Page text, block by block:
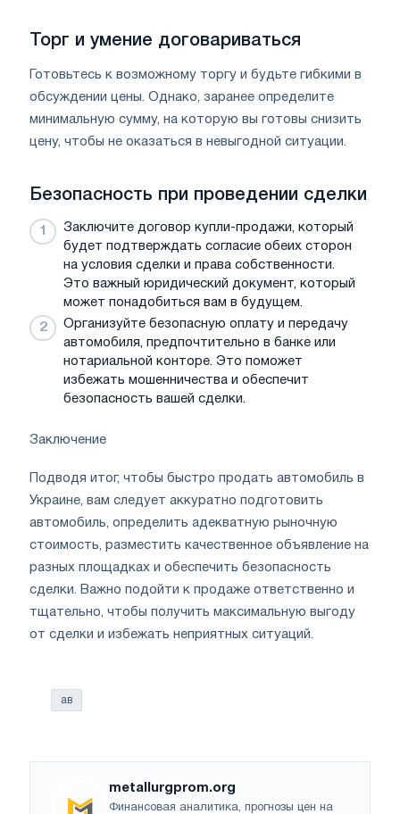
Торг и умение договариваться
Готовьтесь к возможному торгу и будьте гибкими в
обсуждении цены. Однако, заранее определите
минимальную сумму, на которую вы готовы снизить
цену, чтобы не оказаться в невыгодной ситуации.
Безопасность при проведении сделки
Заключите договор купли-продажи, который
будет подтверждать согласие обеих сторон
на условия сделки и права собственности.
Это важный юридический документ, который
может понадобиться вам в будущем.
Организуйте безопасную оплату и передачу
автомобиля, предпочтительно в банке или
нотариальной конторе. Это поможет
избежать мошенничества и обеспечит
безопасность вашей сделки.
Заключение
Подводя итог, чтобы быстро продать автомобиль в
Украине, вам следует аккуратно подготовить
автомобиль, определить адекватную рыночную
стоимость, разместить качественное объявление на
разных площадках и обеспечить безопасность
сделки. Важно подойти к продаже ответственно и
тщательно, чтобы получить максимальную выгоду
от сделки и избежать неприятных ситуаций.
ав
metallurgprom.org
Финансовая аналитика, прогнозы цен на